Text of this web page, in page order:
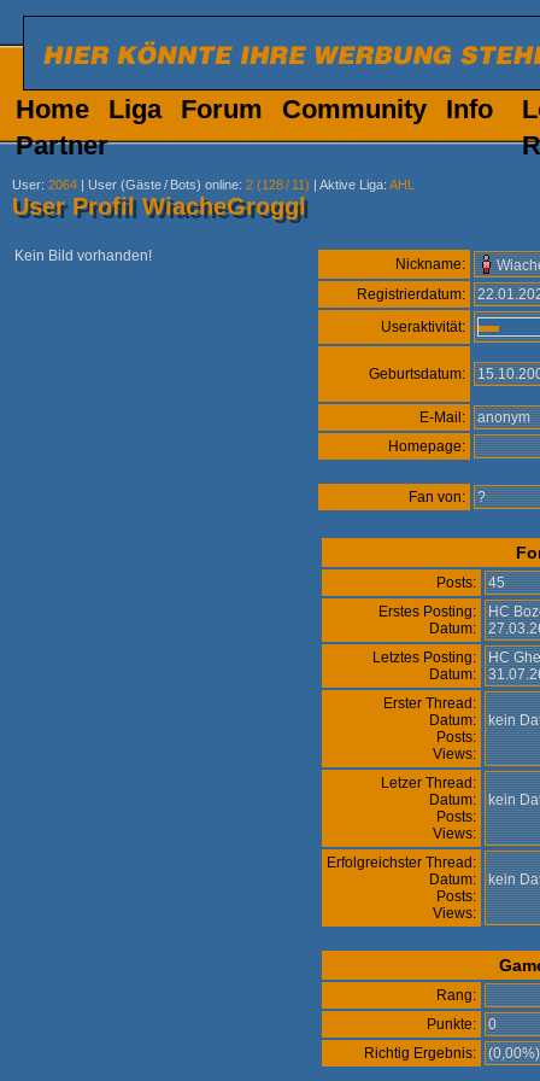
Home Liga Forum Community
Info
Partner
User: 2064 | User (Gäste/ Bots) online: 2 (128/ 11) | Aktive Liga: AHL
User Profil WiacheGroggl
Kein Bild vorhanden! Nickname:
Registrierdatum:
Useraktivität:
Geburtsdatum:
E-Mail:
anonym
Homepage:
Fan von: ?
Posts:
45
Erstes Posting:
Datum:
HC
Letztes Posting:
Datum:
HC
Erster Thread:
Datum:
Posts:
Views:
kein
Letzer Thread:
Datum:
Posts:
Views:
kein
Erfolgreichster Thread:
Datum:
Posts:
Views:
kein
Rang:
Punkte:
0
Richtig Ergebnis: